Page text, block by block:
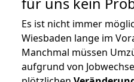
Es ist nicht immer
Wiesbaden lange im
Manchmal müssen
aufgrund von